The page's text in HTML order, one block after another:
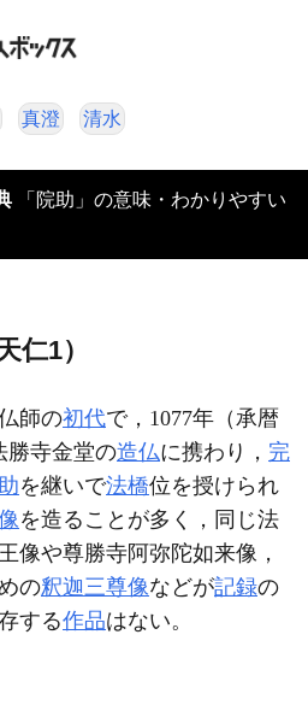
真澄 清水
「院助」の意味・わかりやすい
仁1）
師の初代で，1077年（承暦
勝寺金堂の造仏に携わり， 完
を継いで法橋位を授けられ
を造ることが多く，同じ法
像や尊勝寺阿弥陀如来像，
の釈迦三尊像などが記録の
する作品はない。